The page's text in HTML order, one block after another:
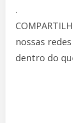
.
nossas
dentro do